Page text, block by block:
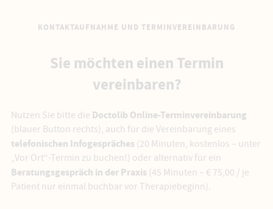
KONTAKTAUFNAHME UND TERMINVEREINBARUNG
Sie möchten einen Termin
vereinbaren?
Nutzen Sie bitte die Doctolib Online-Terminvereinbarung
(blauer Button rechts), auch für die Vereinbarung eines
telefonischen Infogespräches (20 Minuten, kostenlos – unter
„Vor Ort“-Termin zu buchen!) oder alternativ für ein
Beratungsgespräch in der Praxis (45 Minuten – € 75,00 / je
Patient nur einmal buchbar vor Therapiebeginn).